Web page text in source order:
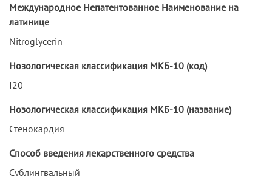
Международное Непатентованное Наименование на
латинице
Nitroglycerin
Нозологическая классификация МКБ-10 (код)
I20
Нозологическая классификация МКБ-10 (название)
Стенокардия
Способ введения лекарственного средства
Сублингвальный